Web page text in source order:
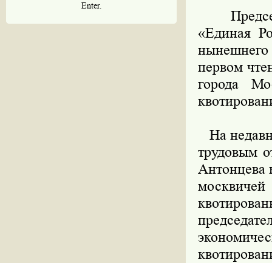
Enter.
«Единая
первом
города
На
трудовым
Антонцева